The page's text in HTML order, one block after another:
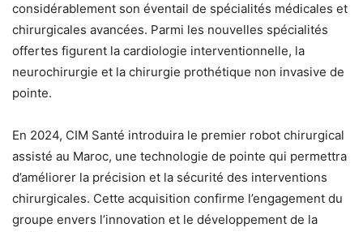
considérablement son éventail de spécialités médicales et
chirurgicales avancées. Parmi les nouvelles spécialités
offertes figurent la cardiologie interventionnelle, la
neurochirurgie et la chirurgie prothétique non invasive de
pointe.
En 2024, CIM Santé introduira le premier robot chirurgical
assisté au Maroc, une technologie de pointe qui permettra
d’améliorer la précision et la sécurité des interventions
chirurgicales. Cette acquisition confirme l’engagement du
groupe envers l’innovation et le développement de la